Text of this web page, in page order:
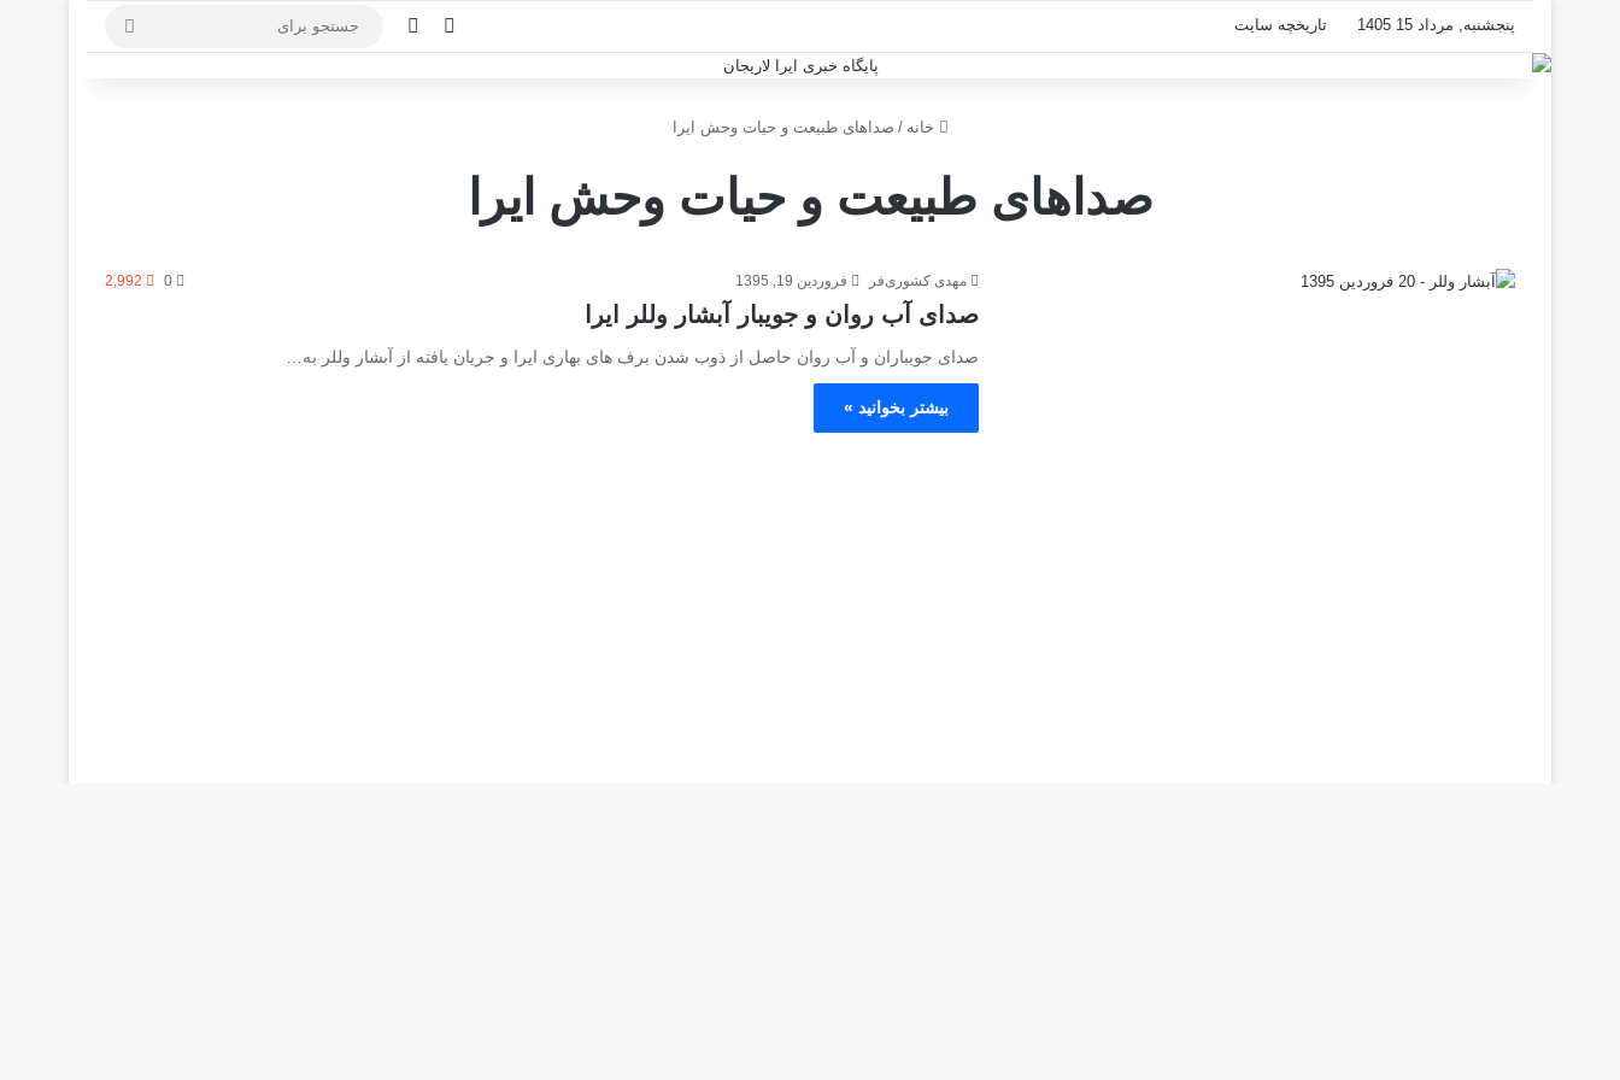
پنجشنبه, مرداد 15 1405 تاریخچه سایت سایدبارتغییر پوسته
خانه / صداهای طبیعت و حیات وحش ایرا
صداهای طبیعت و حیات وحش ایرا
مهدی کشوری‌فر فروردین 19, 1395 0
2,992
صدای آب روان و جویبار آبشار وللر ایرا
صدای جویباران و آب روان حاصل از ذوب شدن برف های بهاری ایرا و جریان یافته از آبشار وللر به…
بیشتر بخوانید »